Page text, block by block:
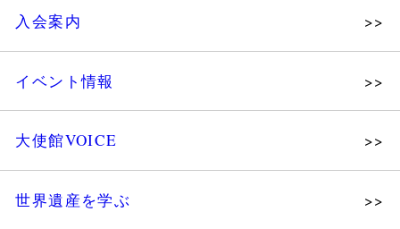
組織図・役員
法人会員・協賛団体／公認団体
入会案内
イベント情報
大使館VOICE
世界遺産を学ぶ